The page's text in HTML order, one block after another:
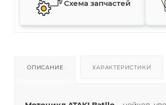
Схема запчастей
ОПИСАНИЕ ХАРАКТЕРИСТИКИ